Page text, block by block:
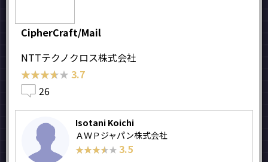
CipherCraft/Mail
NTTテクノクロス株式会社
★★★★★
★★★★★ 3.7
26
Isotani Koichi
ＡＷＰジャパン株式会社
★★★★★
★★★★★ 3.5